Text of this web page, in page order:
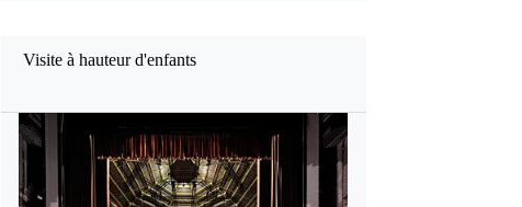
Visite à hauteur d'enfants